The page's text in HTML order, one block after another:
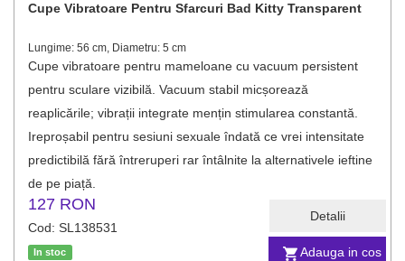
Adauga in cos
Detalii
Cupe Vibratoare Pentru Sfarcuri Bad Kitty Transparent
Lungime: 56 cm, Diametru: 5 cm
Cupe vibratoare pentru mameloane cu vacuum persistent
pentru sculare vizibilă. Vacuum stabil micșorează
reaplicările; vibrații integrate mențin stimularea constantă.
Ireproșabil pentru sesiuni sexuale îndată ce vrei intensitate
predictibilă fără întreruperi rar întâlnite la alternativele ieftine
de pe piață.
127 RON
Cod: SL138531
In stoc